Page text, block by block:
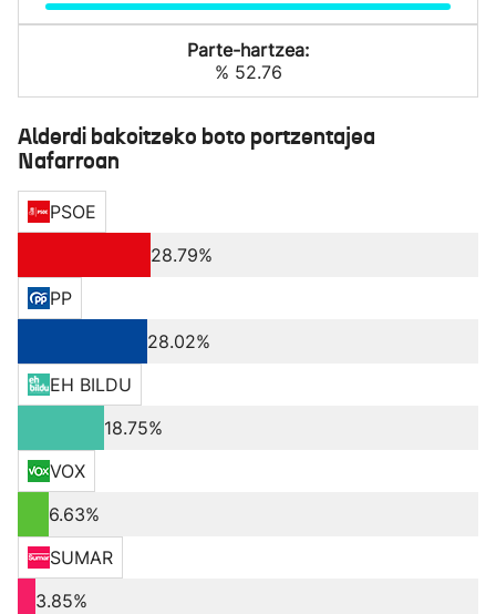
Parte-hartzea:
% 52.76
Alderdi bakoitzeko boto portzentajea
Nafarroan
PSOE
28.79%
PP
28.02%
EH BILDU
18.75%
VOX
6.63%
SUMAR
3.85%